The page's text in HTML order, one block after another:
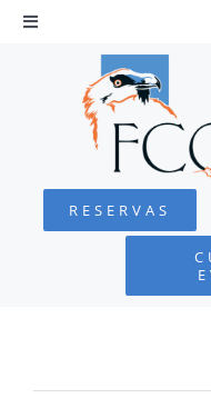
Saltar
Toggle
Navigation
QUEBRANTAHUESOS
FUNDACIÓN
RESERVAS